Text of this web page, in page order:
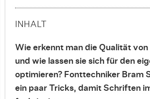
INHALT
Wie erkennt man die Qualität
und wie lassen sie sich für den
optimieren? Fonttechniker Bram
ein paar Tricks, damit Schriften